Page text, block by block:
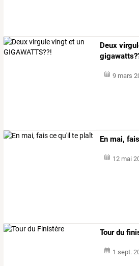
Deux
9 mars
En mai,
12 mai
Tour du
1 sept.